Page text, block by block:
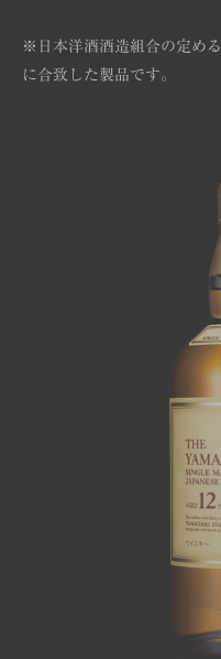
※日本洋酒酒造組合の定め
に合致した製品です。